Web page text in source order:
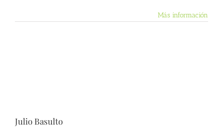
Más información
Julio Basulto